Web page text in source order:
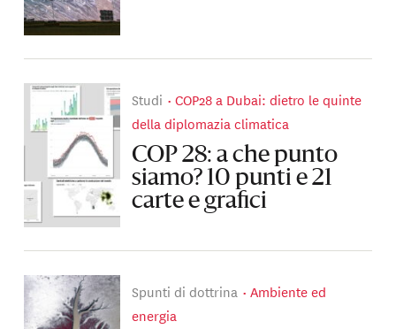
Studi
COP28 a Dubai: dietro le quinte
della diplomazia climatica
COP 28: a che punto
siamo? 10 punti e 21
carte e grafici
Spunti di dottrina
Ambiente ed
energia